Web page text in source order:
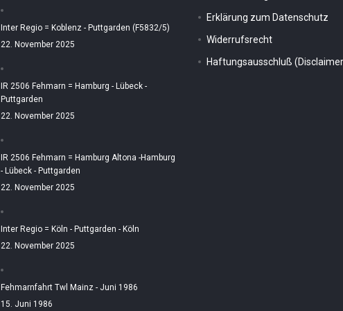
Inter Regio = Koblenz - Puttgarden (F5832/5)
22. November 2025
IR 2506 Fehmarn = Hamburg - Lübeck -
Puttgarden
22. November 2025
IR 2506 Fehmarn = Hamburg Altona -Hamburg
- Lübeck - Puttgarden
22. November 2025
Inter Regio = Köln - Puttgarden - Köln
22. November 2025
Fehmarnfahrt Twl Mainz - Juni 1986
15. Juni 1986
Erklärung zum Datenschutz
Widerrufsrecht
Haftungsausschluß